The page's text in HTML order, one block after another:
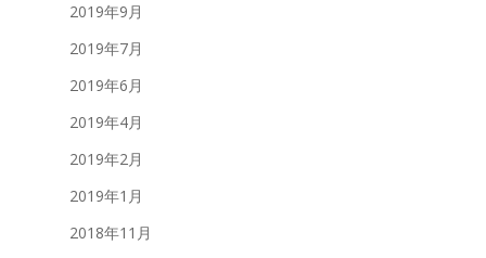
2019年9月
2019年7月
2019年6月
2019年4月
2019年2月
2019年1月
2018年11月